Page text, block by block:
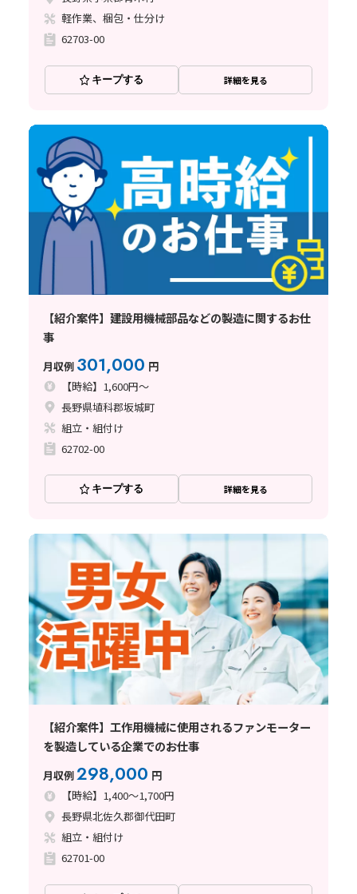
軽作業、梱包・仕分け
62703-00
キープする 詳細を見る
【紹介案件】建設用機械部品などの製造に関するお仕
事
月収例 301,000 円
【時給】1,600円～
長野県埴科郡坂城町
組立・組付け
62702-00
キープする 詳細を見る
【紹介案件】工作用機械に使用されるファンモーター
を製造している企業でのお仕事
月収例298,000 円
【時給】1,400～1,700円
長野県北佐久郡御代田町
組立・組付け
62701-00